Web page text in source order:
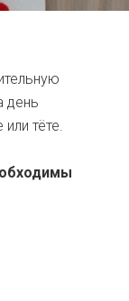
день
тёте.